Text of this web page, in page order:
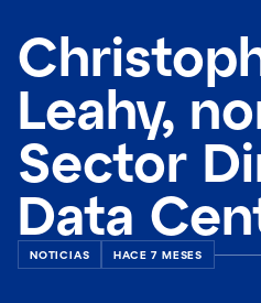
Leahy,
Sector
Data
NOTICIAS HACE 7 MESES